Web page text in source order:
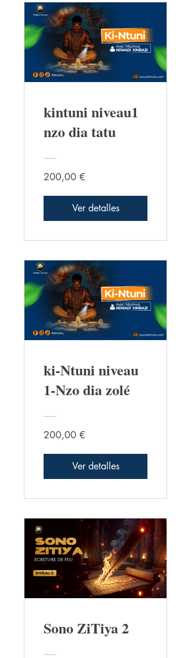
kintuni niveau1
nzo dia tatu
200,00 €
Ver detalles
ki-Ntuni niveau
1-Nzo dia zolé
200,00 €
Ver detalles
Sono ZiTiya 2